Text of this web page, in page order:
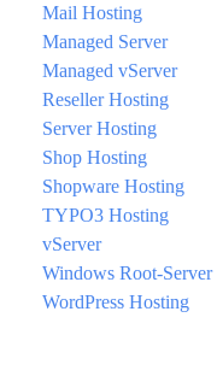
Mail Hosting
Managed Server
Managed vServer
Reseller Hosting
Server Hosting
Shop Hosting
Shopware Hosting
TYPO3 Hosting
vServer
Windows Root-Server
WordPress Hosting